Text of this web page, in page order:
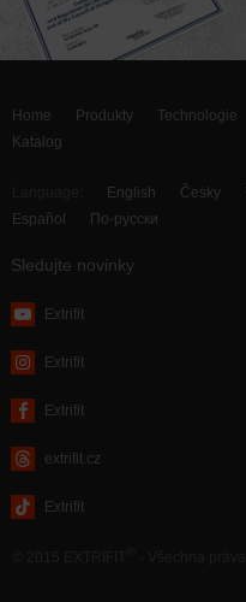
Home Produkty Technologie
Katalog
English Česky
Español
По-русски
Sledujte novinky
Extrifit
Extrifit
Extrifit
extrifit.cz
Extrifit